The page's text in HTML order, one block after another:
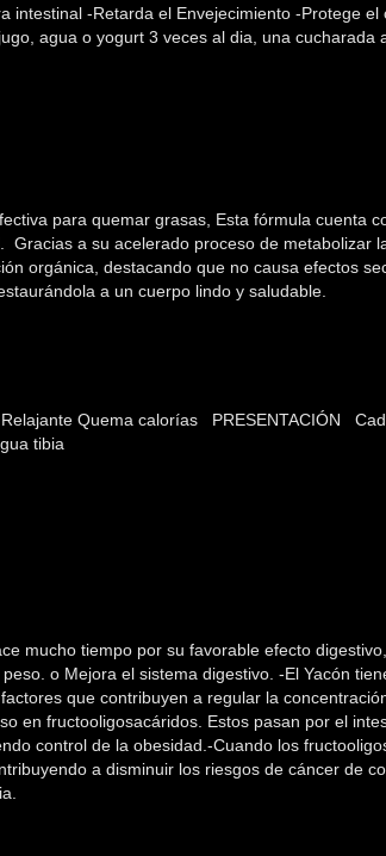
-Retarda el Envejecimiento -Protege
agua o yogurt 3 veces al dia, una cucharada
para quemar grasas, Esta fórmula cuenta
a su acelerado proceso de
orgánica, destacando que no causa efectos
a un cuerpo lindo y saludable.
Quema calorías PRESENTACIÓN
tibia
mucho tiempo por su favorable efecto
o Mejora el sistema digestivo. -El Yacón
que contribuyen a regular la
en fructooligosacáridos. Estos pasan por el
control de la obesidad.-Cuando los
a disminuir los riesgos de cáncer de